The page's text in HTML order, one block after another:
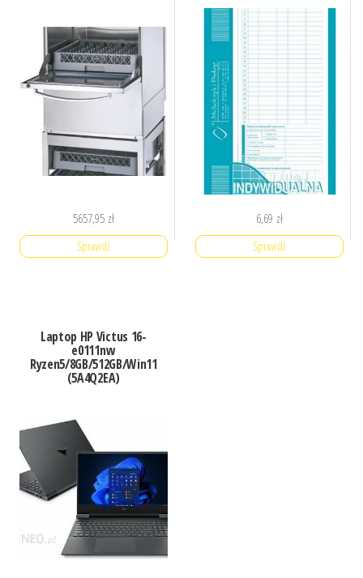
5657,95 zł
Sprawdź
6,69 zł
Sprawdź
Laptop HP Victus 16-
e0111nw
Ryzen5/8GB/512GB/Win11
(5A4Q2EA)